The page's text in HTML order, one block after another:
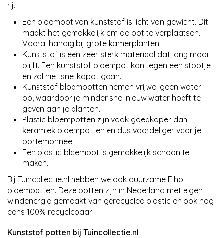
rij.
Een bloempot van kunststof is licht van gewicht. Dit
maakt het gemakkelijk om de pot te verplaatsen.
Vooral handig bij grote kamerplanten!
Kunststof is een zeer sterk materiaal dat lang mooi
blijft. Een kunststof bloempot kan tegen een stootje
en zal niet snel kapot gaan.
Kunststof bloempotten nemen vrijwel geen water
op, waardoor je minder snel nieuw water hoeft te
geven aan je planten.
Plastic bloempotten zijn vaak goedkoper dan
keramiek bloempotten en dus voordeliger voor je
portemonnee.
Een plastic bloempot is gemakkelijk schoon te
maken.
Bij Tuincollectie.nl hebben we ook duurzame Elho
bloempotten. Deze potten zijn in Nederland met eigen
windenergie gemaakt van gerecycled plastic en ook nog
eens 100% recyclebaar!
Kunststof potten bij Tuincollectie.nl